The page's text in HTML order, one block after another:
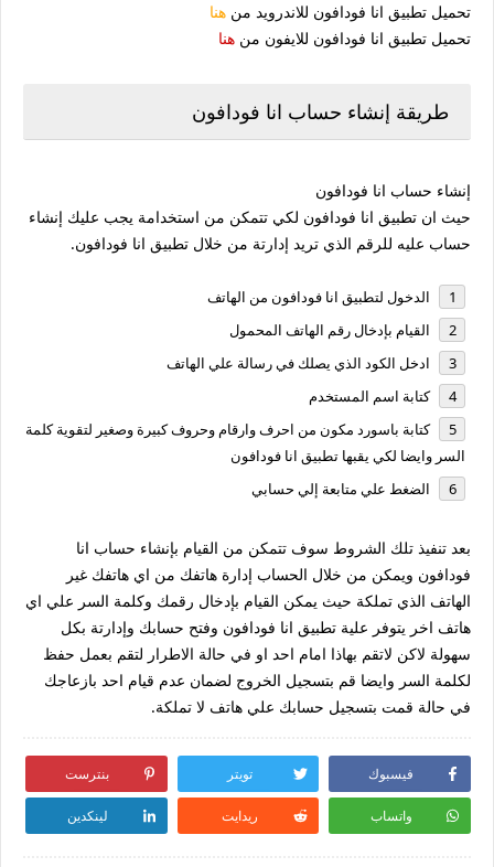
تحميل تطبيق انا فودافون للاندرويد من هنا
تحميل تطبيق انا فودافون للايفون من هنا
طريقة إنشاء حساب انا فودافون
إنشاء حساب انا فودافون
حيث ان تطبيق انا فودافون لكي تتمكن من استخدامة يجب عليك إنشاء
حساب عليه للرقم الذي تريد إدارتة من خلال تطبيق انا فودافون.
الدخول لتطبيق انا فودافون من الهاتف
القيام بإدخال رقم الهاتف المحمول
ادخل الكود الذي يصلك في رسالة علي الهاتف
كتابة اسم المستخدم
كتابة باسورد مكون من احرف وارقام وحروف كبيرة وصغير لتقوية كلمة
السر وايضا لكي يقبها تطبيق انا فودافون
الضغط علي متابعة إلي حسابي
بعد تنفيذ تلك الشروط سوف تتمكن من القيام بإنشاء حساب انا
فودافون ويمكن من خلال الحساب إدارة هاتفك من اي هاتفك غير
الهاتف الذي تملكة حيث يمكن القيام بإدخال رقمك وكلمة السر علي اي
هاتف اخر يتوفر علية تطبيق انا فودافون وفتح حسابك وإدارتة بكل
سهولة لاكن لاتقم بهاذا امام احد او في حالة الاطرار لتقم بعمل حفظ
لكلمة السر وايضا قم بتسجيل الخروج لضمان عدم قيام احد بازعاجك
في حالة قمت بتسجيل حسابك علي هاتف لا تملكة.
فيسبوك تويتر بنترست
واتساب ريدايت لينكدين